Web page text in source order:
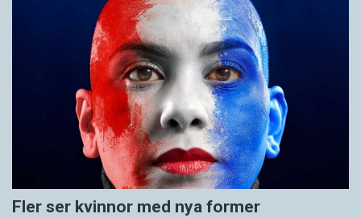
Fler ser kvinnor med nya former